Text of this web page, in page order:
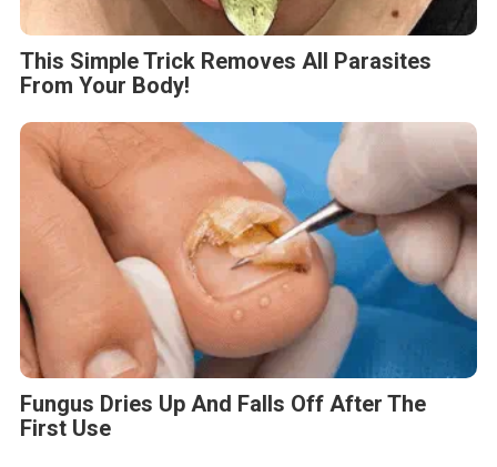
This Simple Trick Removes All Parasites
From Your Body!
Fungus Dries Up And Falls Off After The
First Use